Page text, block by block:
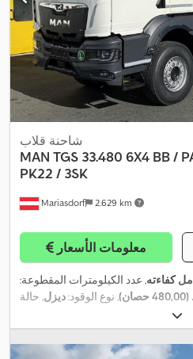
Mariasdorf 2.629 km
شاحنة قلاب
MAN TGS 33.480 6X4 BB /
PK22 / 3SK
معلومات الأسعار
كفاءته, عدد الكيلومترات المقطوعة:
, نوع الوقود:ديزل, حالة
التروس:تلقائي, فئة الانبعاثات:يورو 6 ,
2, سنة الصنع:2025, معدات:المُبطئ,